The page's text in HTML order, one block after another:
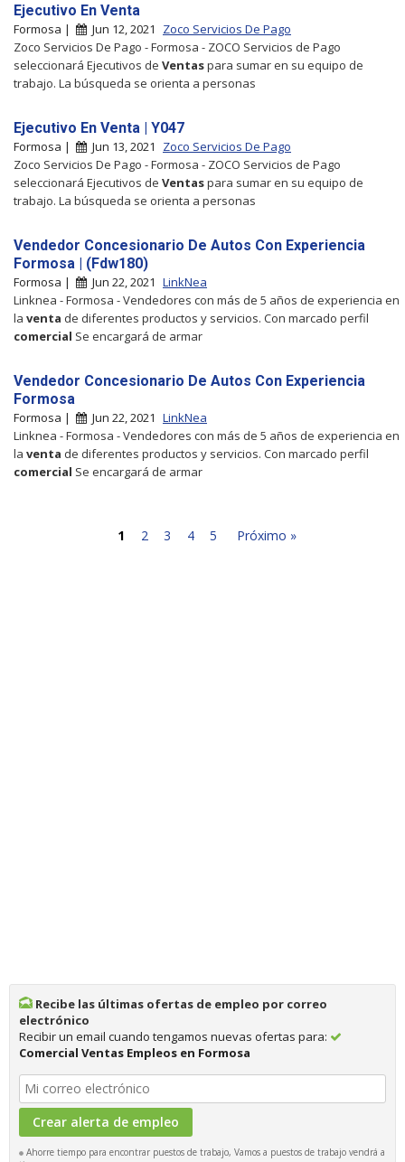
Ejecutivo En Venta
Formosa | Jun 12, 2021
Zoco Servicios De Pago
Zoco Servicios De Pago - Formosa - ZOCO Servicios de Pago
seleccionará Ejecutivos de Ventaspara sumar en su equipo de
trabajo. La búsqueda se orienta a personas
Ejecutivo En Venta | Y047
Formosa | Jun 13, 2021
Zoco Servicios De Pago
Zoco Servicios De Pago - Formosa - ZOCO Servicios de Pago
seleccionará Ejecutivos de Ventaspara sumar en su equipo de
trabajo. La búsqueda se orienta a personas
Vendedor Concesionario De Autos Con Experiencia
Formosa | (Fdw180)
Formosa | Jun 22, 2021 LinkNea
Linknea - Formosa - Vendedores con más de 5 años de experiencia en
la venta de diferentes productos y servicios. Con marcado perfil
comercial Se encargará de armar
Vendedor Concesionario De Autos Con Experiencia
Formosa
Formosa | Jun 22, 2021 LinkNea
Linknea - Formosa - Vendedores con más de 5 años de experiencia en
la venta de diferentes productos y servicios. Con marcado perfil
comercial Se encargará de armar
1 2 3 4 5 Próximo »
Recibe las últimas ofertas de empleo por correo
electrónico
Recibir un email cuando tengamos nuevas ofertas para:
Comercial Ventas Empleos en Formosa
Ahorre tiempo para encontrar puestos de trabajo, Vamos a puestos de trabajo vendrá a